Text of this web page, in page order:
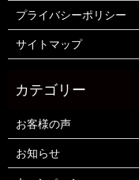
プライバシーポリシー
サイトマップ
お客様の声
お知らせ